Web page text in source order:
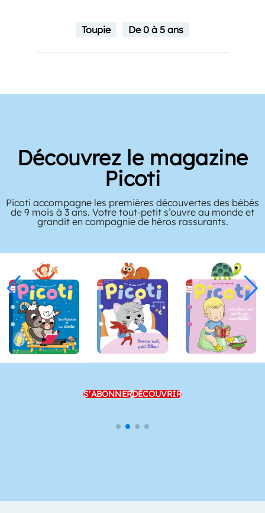
Toupie De 0 à 5 ans
Découvrez le magazine
Picoti
Picoti accompagne les premières découvertes des bébés
de 9 mois à 3 ans. Votre tout-petit s’ouvre au monde et
grandit en compagnie de héros rassurants.
S'ABONNERDÉCOUVRIR